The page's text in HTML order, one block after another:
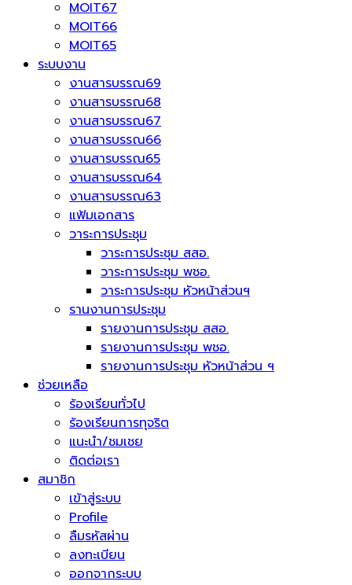
MOIT67
MOIT66
MOIT65
ระบบงาน
งานสารบรรณ69
งานสารบรรณ68
งานสารบรรณ67
งานสารบรรณ66
งานสารบรรณ65
งานสารบรรณ64
งานสารบรรณ63
แฟ้มเอกสาร
วาระการประชุม
วาระการประชุม สสอ.
วาระการประชุม พชอ.
วาระการประชุม หัวหน้าส่วนฯ
รานงานการประชุม
รายงานการประชุม สสอ.
รายงานการประชุม พชอ.
รายงานการประชุม หัวหน้าส่วน ฯ
ช่วยเหลือ
ร้องเรียนทั่วไป
ร้องเรียนการทุจริต
แนะนำ/ชมเชย
ติดต่อเรา
สมาชิก
เข้าสู่ระบบ
Profile
ลืมรหัสผ่าน
ลงทะเบียน
ออกจากระบบ